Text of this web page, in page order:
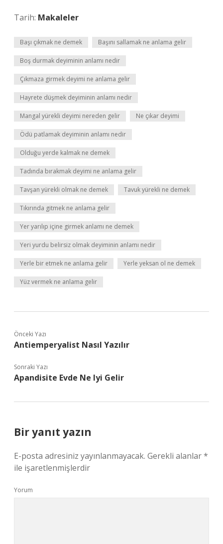
Tarih: Makaleler
Başı çıkmak ne demek Başını sallamak ne anlama gelir
Boş durmak deyiminin anlamı nedir
Çıkmaza girmek deyimi ne anlama gelir
Hayrete düşmek deyiminin anlamı nedir
Mangal yürekli deyimi nereden gelir Ne çıkar deyimi
Ödü patlamak deyiminin anlamı nedir
Olduğu yerde kalmak ne demek
Tadında bırakmak deyimi ne anlama gelir
Tavşan yürekli olmak ne demek Tavuk yürekli ne demek
Tıkırında gitmek ne anlama gelir
Yer yarılıp içine girmek anlamı ne demek
Yeri yurdu belirsiz olmak deyiminin anlamı nedir
Yerle bir etmek ne anlama gelir Yerle yeksan ol ne demek
Yüz vermek ne anlama gelir
Önceki Yazı
Antiemperyalist Nasıl Yazılır
Sonraki Yazı
Apandisite Evde Ne Iyi Gelir
Bir yanıt yazın
E-posta adresiniz yayınlanmayacak. Gerekli alanlar*
ile işaretlenmişlerdir
Yorum